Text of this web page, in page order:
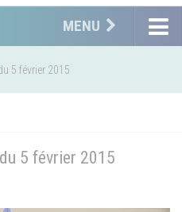
MENU
5 février 2015
5 février 2015